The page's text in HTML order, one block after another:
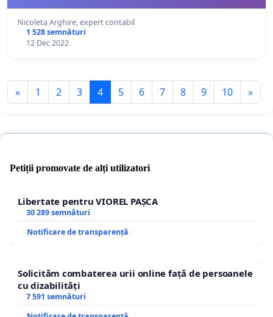
Nicoleta Arghire, expert contabil
1 528 semnături
12 Dec 2022
« 1 2 3 4 5 6 7 8 9 10 »
Petiții promovate de alți utilizatori
Libertate pentru VIOREL PAȘCA
30 289 semnături
Notificare de transparență
Solicităm combaterea urii online față de persoanele
cu dizabilități
7 591 semnături